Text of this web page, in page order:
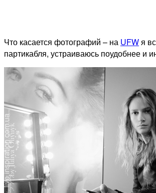
Что касается фотографий – на UFWя
партикабля, устраиваюсь поудобнее и